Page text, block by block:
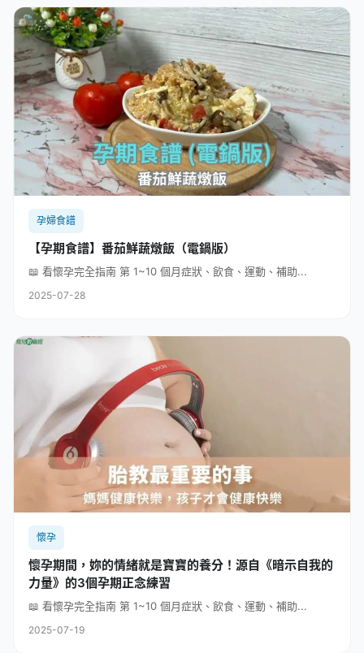
孕婦食譜
【孕期食譜】番茄鮮蔬燉飯（電鍋版）
📖 看懷孕完全指南 第 1~10 個月症狀、飲食、運動、補助...
2025-07-28
懷孕
懷孕期間，妳的情緒就是寶寶的養分！源自《暗示自我的
力量》的3個孕期正念練習
📖 看懷孕完全指南 第 1~10 個月症狀、飲食、運動、補助...
2025-07-19